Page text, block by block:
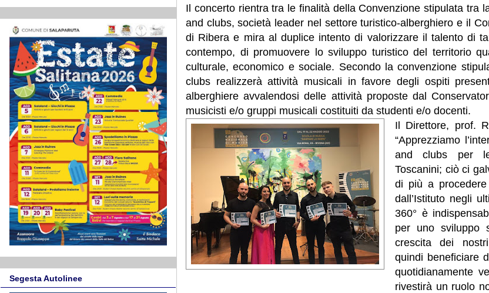
Il concerto rientra tra le finalità della Convenzione stipulata tra
and clubs, società leader nel settore turistico-alberghiero e il
di Ribera e mira al duplice intento di valorizzare il talento di
contempo, di promuovere lo sviluppo turistico del territorio
culturale, economico e sociale. Secondo la convenzione
clubs realizzerà attività musicali in favore degli ospiti
alberghiere avvalendosi delle attività proposte dal
musicisti e/o gruppi musicali costituiti da studenti e/o docenti.
Il Direttore, prof.
“Apprezziamo
and clubs per
Toscanini; ciò ci
di più a
dall’Istituto negli
360° è
per uno sviluppo
crescita dei
quindi beneficiare
quotidianamente
rivestirà un ruolo
Segesta Autolinee